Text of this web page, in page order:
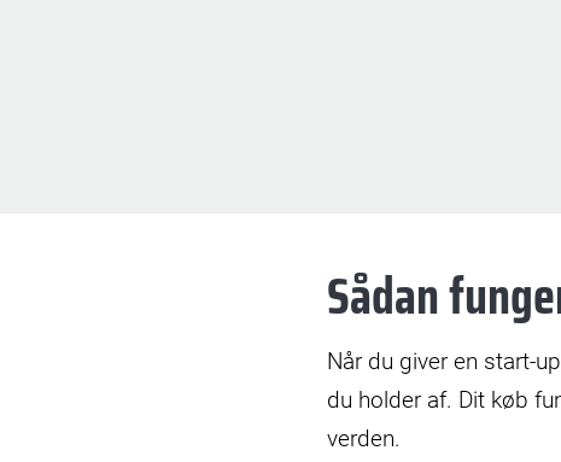
Sådan
Når du giver en start-
du holder af. Dit køb
verden.